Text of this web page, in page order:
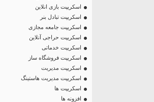
اسکریپت بازی انلاین
اسکریپت تبادل بنر
اسکریپت جامعه مجازی
اسکریپت حراجی آنلاین
اسکریپت خدماتی
اسکریپت فروشگاه ساز
اسکریپت مدیریت
اسکریپت مدیریت هاستینگ
اسکریپت ها
افزونه ها